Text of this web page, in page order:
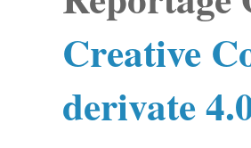
Creative
derivate